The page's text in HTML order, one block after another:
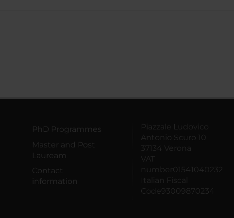
PhD Programmes
Master and Post
Lauream
Contact
information
Piazzale Ludovico
Antonio Scuro 10
37134 Verona
VAT
number01541040232
Italian Fiscal
Code93009870234